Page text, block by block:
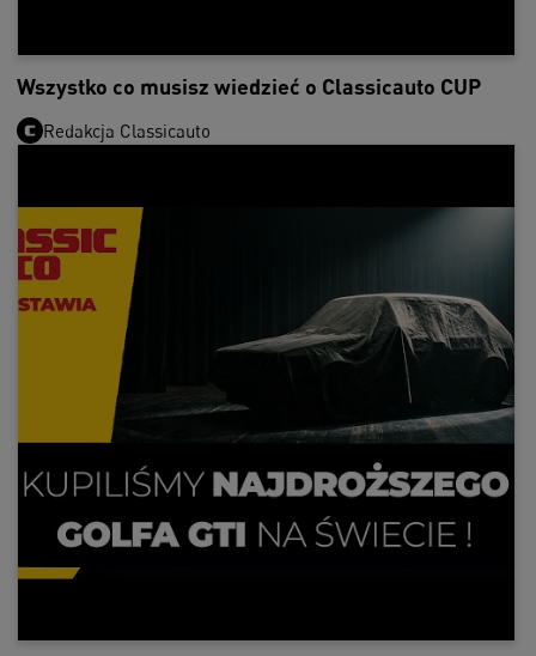
Wszystko co musisz wiedzieć o Classicauto CUP
Redakcja Classicauto